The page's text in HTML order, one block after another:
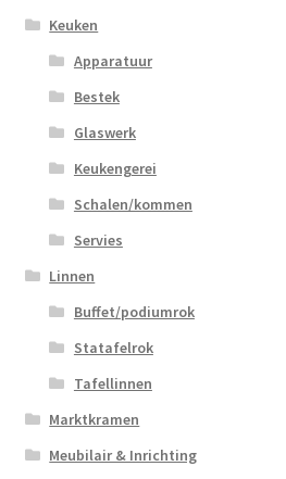
Keuken
Apparatuur
Bestek
Glaswerk
Keukengerei
Schalen/kommen
Servies
Linnen
Buffet/podiumrok
Statafelrok
Tafellinnen
Marktkramen
Meubilair & Inrichting